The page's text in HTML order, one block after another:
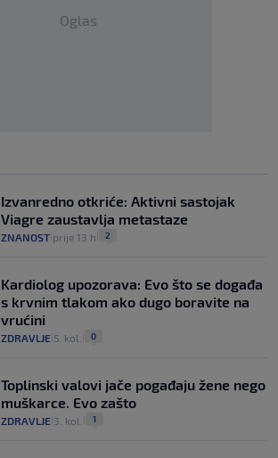
Oglas
Izvanredno otkriće: Aktivni sastojak
Viagre zaustavlja metastaze
ZNANOST prije 13 h 2
Kardiolog upozorava: Evo što se događa
s krvnim tlakom ako dugo boravite na
vrućini
ZDRAVLJE 5. kol. 0
Toplinski valovi jače pogađaju žene nego
muškarce. Evo zašto
ZDRAVLJE 3. kol. 1